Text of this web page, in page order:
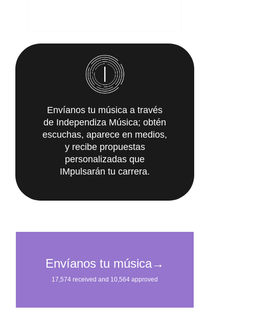
Envíanos tu música a través
de Independiza Música; obtén
escuchas, aparece en medios,
y recibe propuestas
personalizadas que
IMpulsarán tu carrera.